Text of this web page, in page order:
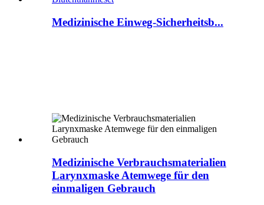
Medizinische Einweg-Sicherheitsb...
Medizinische Verbrauchsmaterialien
Larynxmaske Atemwege für den
einmaligen Gebrauch